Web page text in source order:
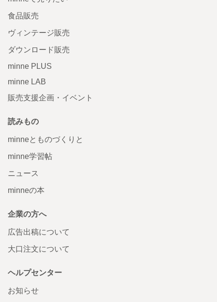
食品販売
ヴィンテージ販売
ダウンロード販売
minne PLUS
minne LAB
販売支援企画・イベント
読みもの
minneとものづくりと
minne学習帖
ニュース
minneの本
企業の方へ
広告出稿について
大口注文について
ヘルプセンター
お知らせ